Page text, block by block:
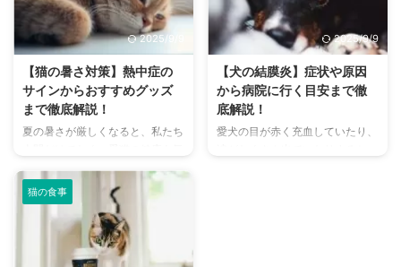
てドッグランに行くから不安」
「どの施設が愛犬に合っているか
わからない」という方も多いので
はないでしょうか。 この記事で
は、大阪府内にある人気のドッグ
ランを厳選し、料金、広さ、利用
条件、設備など、気になる情報を
網羅的に解説します。 さらに、
や、初心者でも安心して利用する
ための ...
関係を深める上で非常に大切で
す。 この記事では、チンチラの
代表的な鳴き声の種類とその意味
を詳しく解説します。 さらに、
鳴き声からわかるストレスや病気
のサイン、チンチラが鳴く理由を
理解して良好な関係を築くための
ヒントもご紹介します。 この記
2025/9/9
【猫の暑さ対策】熱中症の
サインからおすすめグッズ
まで徹底解説！
夏の暑さが厳しくなると、私たち
になりますよね。特に猫は汗腺が
少なく、人間のように汗をかいて
体温を調節することが苦手なた
め、熱中症になりやすい動物で
す。 この記事では、猫の熱中症
の初期サインから、エアコンを使
2025/9/9
【犬の結膜炎】症状や原因
から病院に行く目安まで徹
底解説！
愛犬の目が赤く充血していたり、
猫の食事